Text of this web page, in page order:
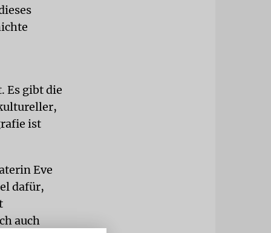
Es gibt die
ist
Eve
dafür,
auch